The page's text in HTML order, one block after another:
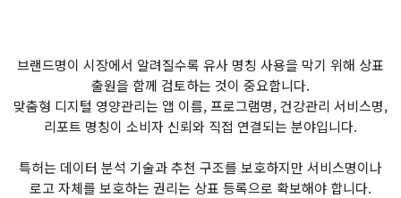
브랜드명이 시장에서 알려질수록 유사 명칭 사용을 막기 위해 상표
출원을 함께 검토하는 것이 중요합니다.
맞춤형 디지털 영양관리는 앱 이름, 프로그램명, 건강관리 서비스명,
리포트 명칭이 소비자 신뢰와 직접 연결되는 분야입니다.
특허는 데이터 분석 기술과 추천 구조를 보호하지만 서비스명이나
로고 자체를 보호하는 권리는 상표 등록으로 확보해야 합니다.